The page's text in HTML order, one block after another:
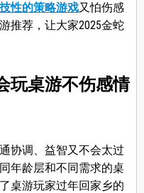
性的策略游戏又怕伤感
推荐，让大家2025金蛇
玩桌游不伤感情
协调、益智又不会太过
年龄层和不同需求的桌
桌游玩家过年回家乡的